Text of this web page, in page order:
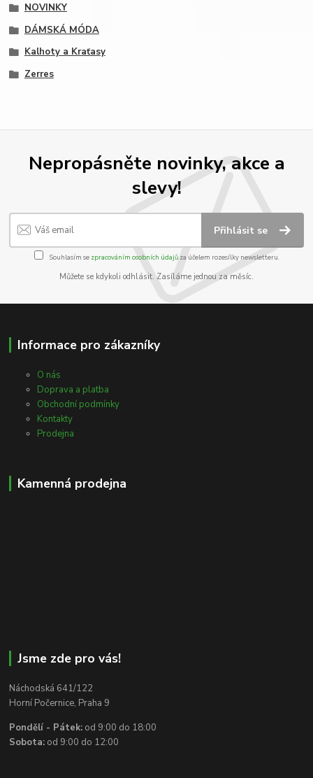
NOVINKY
DÁMSKÁ MÓDA
Kalhoty a Kraťasy
Zerres
Nepropásněte novinky, akce a
slevy!
Přihlásit se
Souhlasím se zpracováním osobních údajůza účelem rozesílky newsletteru.
Můžete se kdykoli odhlásit. Zasíláme jednou za měsíc.
Informace pro zákazníky
O nás
Doprava a platba
Obchodní podmínky
Kontakty
Prodejna
Kamenná prodejna
Jsme zde pro vás!
Náchodská 641/122
Horní Počernice, Praha 9
Pondělí - Pátek: od 9:00 do 18:00
Sobota: od 9:00 do 12:00